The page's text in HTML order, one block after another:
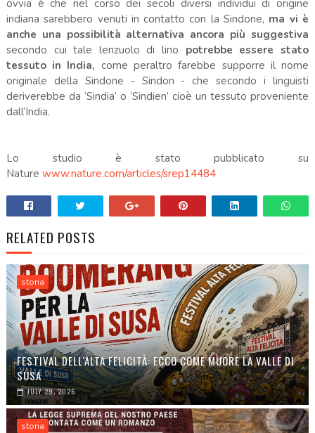
ovvia è che nel corso dei secoli diversi individui di origine
indiana sarebbero venuti in contatto con la Sindone, ma vi è
anche una possibilità alternativa ancora più suggestiva
secondo cui tale lenzuolo di lino potrebbe essere stato
tessuto in India, come peraltro farebbe supporre il nome
originale della Sindone - Sindon - che secondo i linguisti
deriverebbe da ‘Sindia’ o ‘Sindien’ cioè un tessuto proveniente
dall’India.
Lo studio è stato pubblicato su
Nature www.nature.com/articles/srep14484
RELATED POSTS
storia
FESTIVAL DELL'ALTA FELICITÀ: ECCO COME MUORE LA VALLE DI
SUSA
JULY 29, 2026
storia